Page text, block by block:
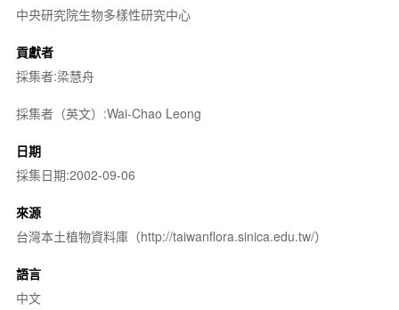
中央研究院生物多樣性研究中心
貢獻者
採集者:梁慧舟
採集者（英文）:Wai-Chao Leong
日期
採集日期:2002-09-06
來源
台灣本土植物資料庫（http://taiwanflora.sinica.edu.tw/）
語言
中文